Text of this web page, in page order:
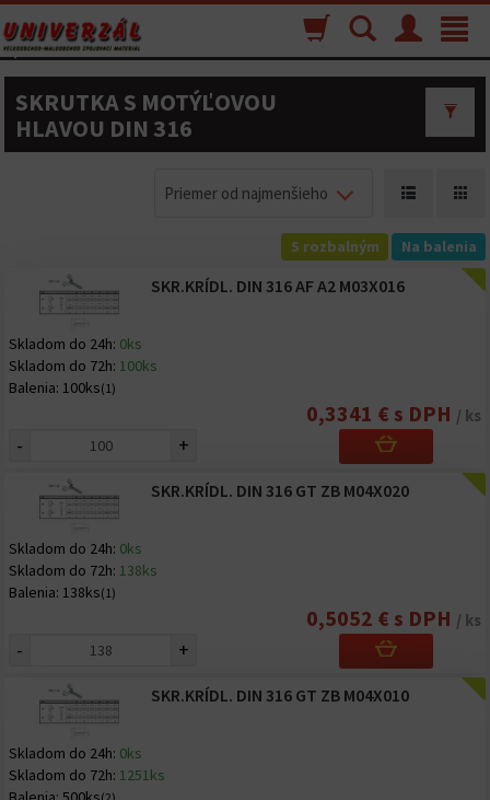
Toggle
Menu
Vyhľadávanie
Nákupný
košík
SKRUTKA S MOTÝĽOVOU
HLAVOU DIN 316
Priemer od najmenšieho
S rozbalným Na balenia
SKR.KRÍDL. DIN 316 AF A2 M03X016
Skladom do 24h: 0ks
Skladom do 72h: 100ks
Balenia: 100ks(1)
0,3341 € s DPH / ks
- +
SKR.KRÍDL. DIN 316 GT ZB M04X020
Skladom do 24h: 0ks
Skladom do 72h: 138ks
Balenia: 138ks(1)
0,5052 € s DPH / ks
- +
SKR.KRÍDL. DIN 316 GT ZB M04X010
Skladom do 24h: 0ks
Skladom do 72h: 1251ks